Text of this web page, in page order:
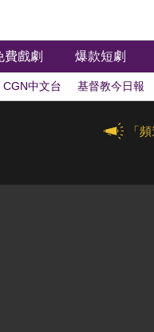
費戲劇 爆款短劇
CGN中文台 基督教今日報
「